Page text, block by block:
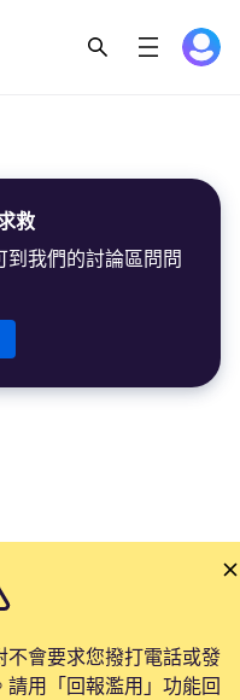
救
我們的討論區問問
不會要求您撥打電話或發
用「回報濫用」功能回